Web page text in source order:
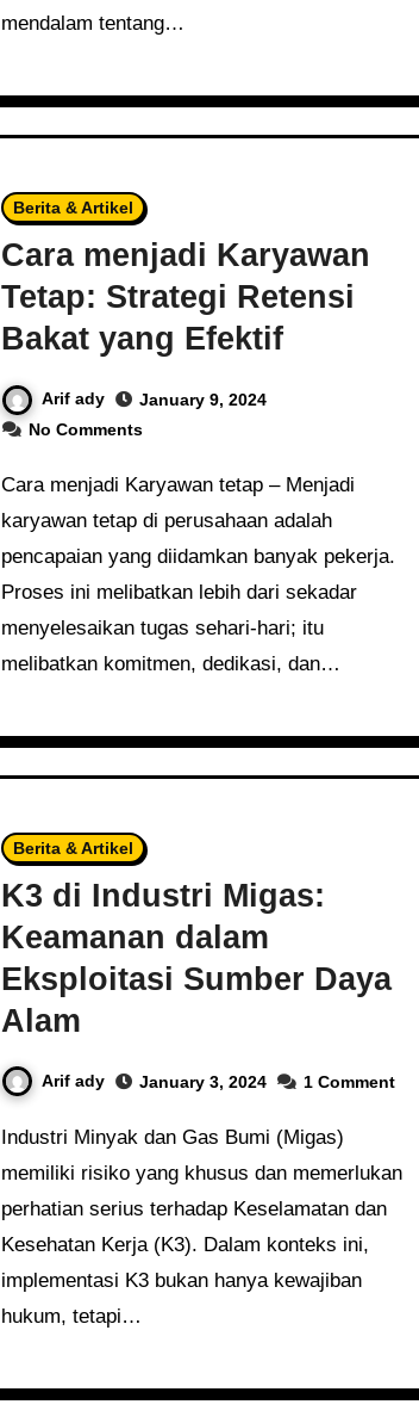
mendalam tentang…
Berita & Artikel
Cara menjadi Karyawan
Tetap: Strategi Retensi
Bakat yang Efektif
Arif ady
January 9, 2024
No Comments
Cara menjadi Karyawan tetap – Menjadi
karyawan tetap di perusahaan adalah
pencapaian yang diidamkan banyak pekerja.
Proses ini melibatkan lebih dari sekadar
menyelesaikan tugas sehari-hari; itu
melibatkan komitmen, dedikasi, dan…
Berita & Artikel
K3 di Industri Migas:
Keamanan dalam
Eksploitasi Sumber Daya
Alam
Arif ady January 3, 2024 1 Comment
memiliki risiko yang khusus dan memerlukan
perhatian serius terhadap Keselamatan dan
Kesehatan Kerja (K3). Dalam konteks ini,
implementasi K3 bukan hanya kewajiban
hukum, tetapi…